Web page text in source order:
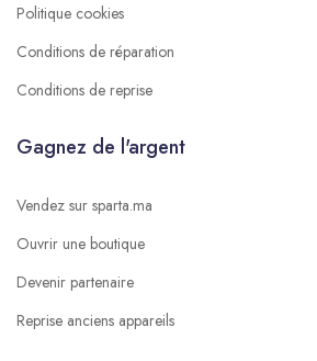
Politique cookies
Conditions de réparation
Conditions de reprise
Gagnez de l'argent
Vendez sur sparta.ma
Ouvrir une boutique
Devenir partenaire
Reprise anciens appareils